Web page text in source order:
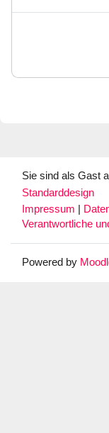
Sie sind als Gast
Standarddesign
Impressum
Verantwortliche
Powered by